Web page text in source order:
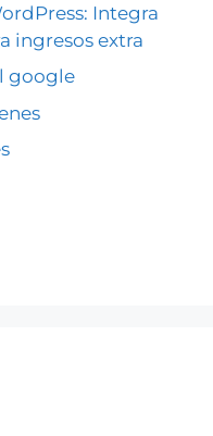
Integra
ingresos extra
google